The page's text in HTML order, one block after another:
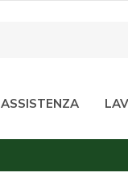
ASSISTENZA